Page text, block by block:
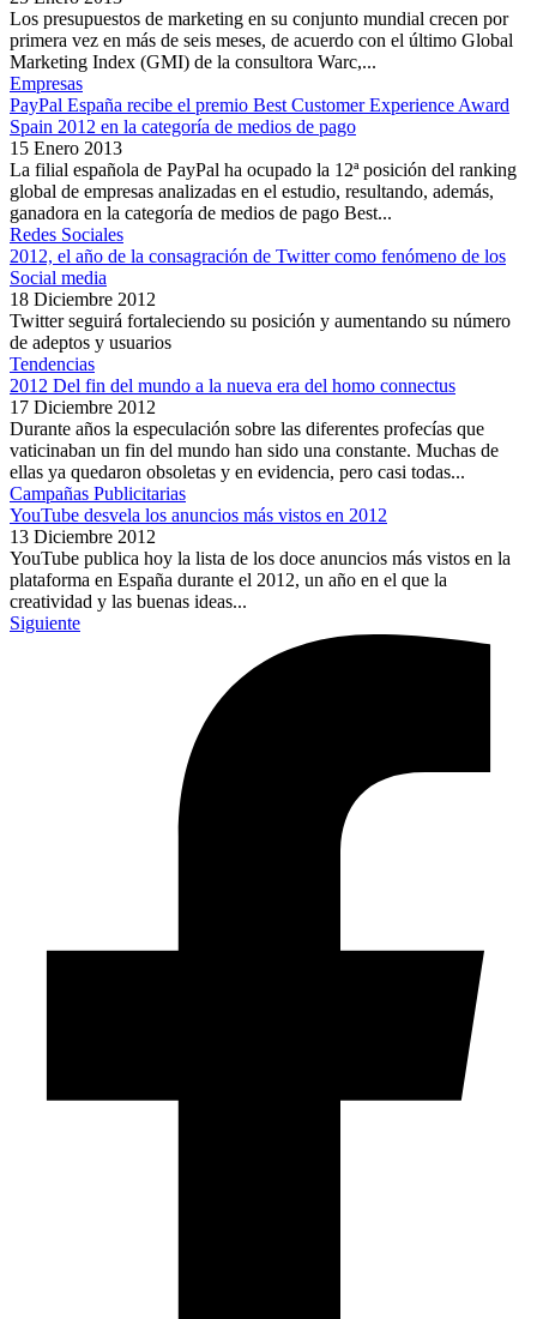
Los presupuestos de marketing en su conjunto mundial crecen por
primera vez en más de seis meses, de acuerdo con el último Global
Marketing Index (GMI) de la consultora Warc,...
Empresas
PayPal España recibe el premio Best Customer Experience Award
Spain 2012 en la categoría de medios de pago
15 Enero 2013
La filial española de PayPal ha ocupado la 12ª posición del ranking
global de empresas analizadas en el estudio, resultando, además,
ganadora en la categoría de medios de pago Best...
Redes Sociales
2012, el año de la consagración de Twitter como fenómeno de los
Social media
18 Diciembre 2012
Twitter seguirá fortaleciendo su posición y aumentando su número
de adeptos y usuarios
Tendencias
2012 Del fin del mundo a la nueva era del homo connectus
17 Diciembre 2012
Durante años la especulación sobre las diferentes profecías que
vaticinaban un fin del mundo han sido una constante. Muchas de
ellas ya quedaron obsoletas y en evidencia, pero casi todas...
Campañas Publicitarias
YouTube desvela los anuncios más vistos en 2012
13 Diciembre 2012
YouTube publica hoy la lista de los doce anuncios más vistos en la
plataforma en España durante el 2012, un año en el que la
creatividad y las buenas ideas...
Siguiente